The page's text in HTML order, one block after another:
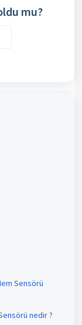
mu?
Sensörü
nedir ?